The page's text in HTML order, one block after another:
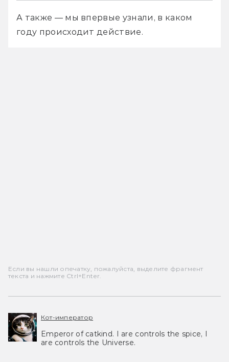
А также — мы впервые узнали, в каком
году происходит действие.
Если вы нашли опечатку, пожалуйста, выделите фрагмент
текста и нажмите Ctrl+Enter.
Кот-император
Emperor of catkind. I are controls the spice, I
are controls the Universe.